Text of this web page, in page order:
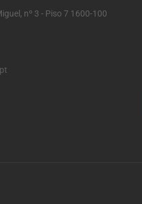
nº 3 - Piso 7 1600-100